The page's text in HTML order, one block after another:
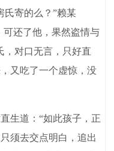
氏寄的么？”赖某
可还了他，果然盗情与
，对口无言，只好直
又吃了一个虚惊，没
道：“如此孩子，正
须去交点明白，追出